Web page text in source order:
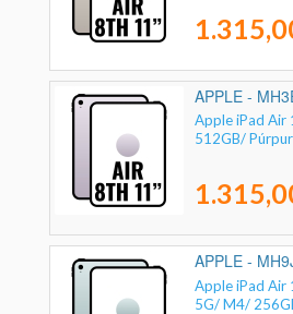
APPLE -
Apple iPad
512GB/
APPLE -
Apple iPad Air
5G/ M4/